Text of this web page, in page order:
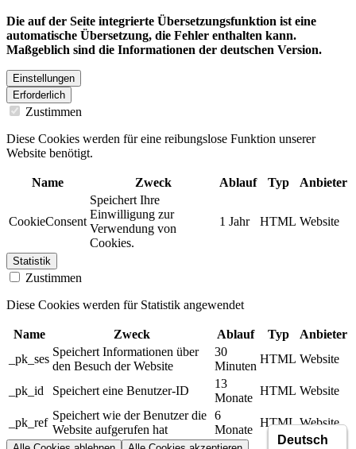
Die auf der Seite integrierte Übersetzungsfunktion ist eine
automatische Übersetzung, die Fehler enthalten kann.
Maßgeblich sind die Informationen der deutschen Version.
Einstellungen
Erforderlich
Zustimmen
Diese Cookies werden für eine reibungslose Funktion unserer
Website benötigt.
Name Zweck Ablauf Typ Anbieter
CookieConsent
Speichert Ihre
Einwilligung zur
Verwendung von
Cookies.
1 Jahr HTML Website
Statistik
Zustimmen
Diese Cookies werden für Statistik angewendet
Name Zweck Ablauf Typ
Anbieter
_pk_ses
Speichert Informationen über
den Besuch der Website
30
Minuten
HTML Website
_pk_id Speichert eine Benutzer-ID
13
Monate
HTML Website
_pk_ref
Speichert wie der Benutzer die
Website aufgerufen hat
6
Monate
HTML Website